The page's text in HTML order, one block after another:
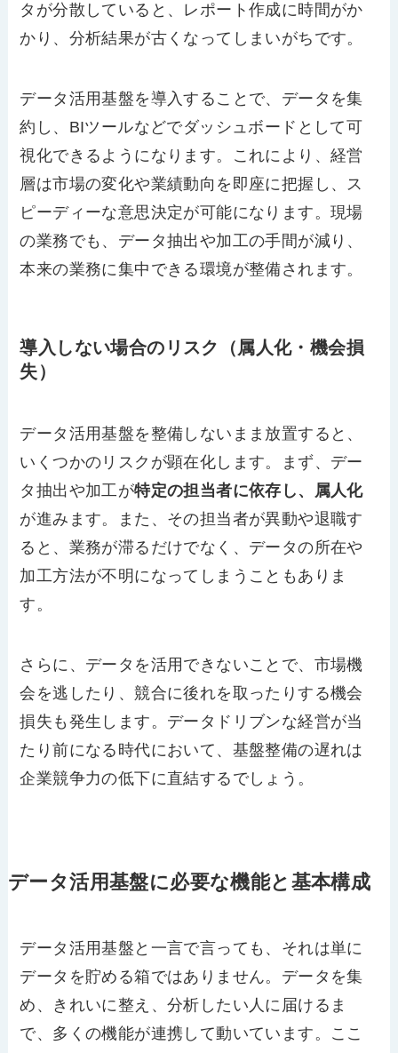
タが分散していると、レポート作成に時間がか
かり、分析結果が古くなってしまいがちです。
データ活用基盤を導入することで、データを集
約し、BIツールなどでダッシュボードとして可
視化できるようになります。これにより、経営
層は市場の変化や業績動向を即座に把握し、ス
ピーディーな意思決定が可能になります。現場
の業務でも、データ抽出や加工の手間が減り、
本来の業務に集中できる環境が整備されます。
導入しない場合のリスク（属人化・機会損
失）
データ活用基盤を整備しないまま放置すると、
いくつかのリスクが顕在化します。まず、デー
タ抽出や加工が特定の担当者に依存し、属人化
が進みます。また、その担当者が異動や退職す
ると、業務が滞るだけでなく、データの所在や
加工方法が不明になってしまうこともありま
す。
さらに、データを活用できないことで、市場機
会を逃したり、競合に後れを取ったりする機会
損失も発生します。データドリブンな経営が当
たり前になる時代において、基盤整備の遅れは
企業競争力の低下に直結するでしょう。
データ活用基盤に必要な機能と基本構成
データ活用基盤と一言で言っても、それは単に
データを貯める箱ではありません。データを集
め、きれいに整え、分析したい人に届けるま
で、多くの機能が連携して動いています。ここ